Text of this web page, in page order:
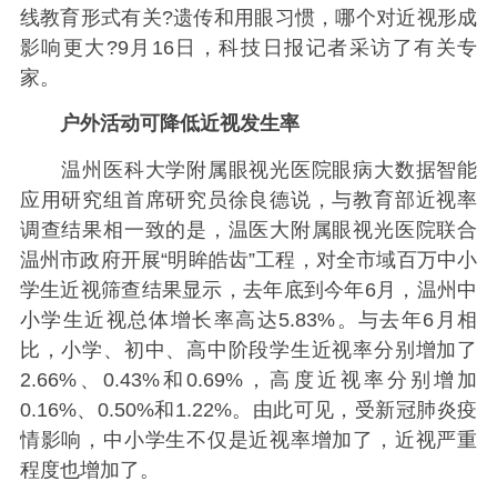
线教育形式有关?遗传和用眼习惯，哪个对近视形成
影响更大?9月16日，科技日报记者采访了有关专
家。
户外活动可降低近视发生率
温州医科大学附属眼视光医院眼病大数据智能
应用研究组首席研究员徐良德说，与教育部近视率
调查结果相一致的是，温医大附属眼视光医院联合
温州市政府开展“明眸皓齿”工程，对全市域百万中小
学生近视筛查结果显示，去年底到今年6月，温州中
小学生近视总体增长率高达5.83%。与去年6月相
比，小学、初中、高中阶段学生近视率分别增加了
2.66%、0.43%和0.69%，高度近视率分别增加
0.16%、0.50%和1.22%。由此可见，受新冠肺炎疫
情影响，中小学生不仅是近视率增加了，近视严重
程度也增加了。